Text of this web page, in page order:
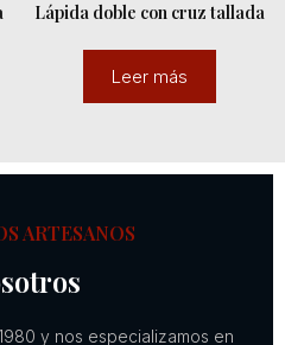
Lápida doble con cruz tallada
Leer más
ARTESANOS
y nos especializamos en